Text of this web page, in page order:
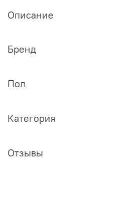
Описание
Бренд
Пол
Категория
Отзывы